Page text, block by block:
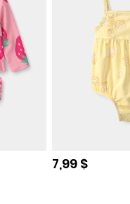
Prix de solde
7,99 $